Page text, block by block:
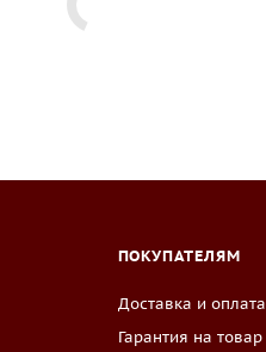
ПОКУПАТЕЛЯМ
Доставка и оплата
Гарантия на товар